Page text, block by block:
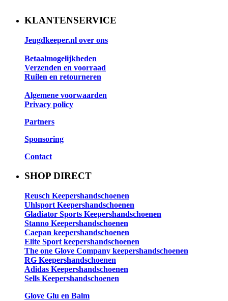
KLANTENSERVICE
Jeugdkeeper.nl over ons
Betaalmogelijkheden
Verzenden en voorraad
Ruilen en retourneren
Algemene voorwaarden
Privacy policy
Partners
Sponsoring
Contact
SHOP DIRECT
Reusch Keepershandschoenen
Uhlsport Keepershandschoenen
Gladiator Sports Keepershandschoenen
Stanno Keepershandschoenen
Caepan keepershandschoenen
Elite Sport keepershandschoenen
The one Glove Company keepershandschoenen
RG Keepershandschoenen
Adidas Keepershandschoenen
Sells Keepershandschoenen
Glove Glu en Balm